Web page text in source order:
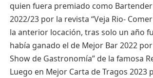
quien fuera premiado como
2022/23 por la revista “Veja Rio-
la anterior locación, tras solo un año
había ganado el de Mejor Bar 2022 por
Show de Gastronomía” de la famosa
Luego en Mejor Carta de Tragos 2023